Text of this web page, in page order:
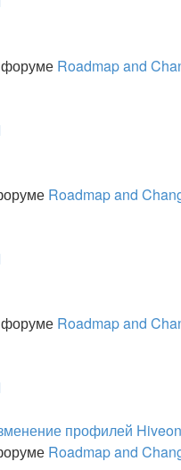
форуме Roadmap and
Roadmap and
форуме Roadmap and
профилей
Roadmap and